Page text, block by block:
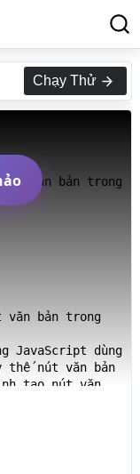
Chạy Thử
văn bản trong
văn bản trong
JavaScript dùng
thế nút văn bản
tạo nút văn